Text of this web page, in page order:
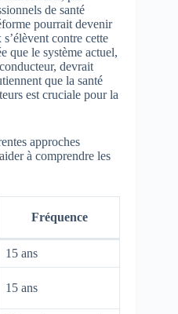
de santé
pourrait devenir
contre cette
que le système actuel,
devrait
que la santé
est cruciale pour la
approches
à comprendre les
Fréquence
15 ans
15 ans